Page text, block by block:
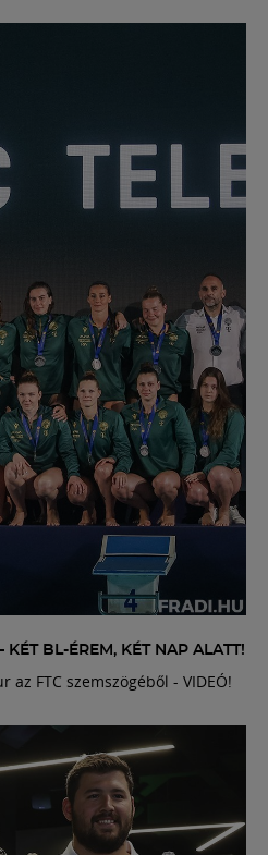
BL-ÉREM, KÉT NAP ALATT!
FTC szemszögéből - VIDEÓ!